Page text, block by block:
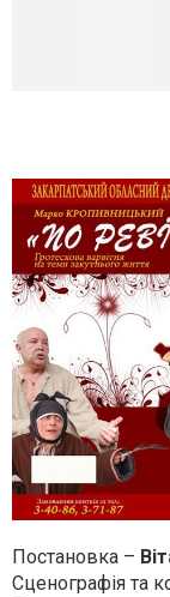
Постановка –
Сценографія та